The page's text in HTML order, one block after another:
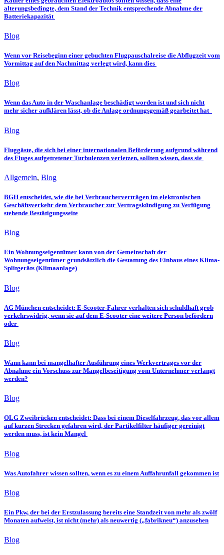
alterungsbedingte, dem Stand der Technik entsprechende Abnahme der
Batteriekapazität
Blog
Wenn vor Reisebeginn einer gebuchten Flugpauschalreise die Abflugzeit vom
Vormittag auf den Nachmittag verlegt wird, kann dies
Blog
Wenn das Auto in der Waschanlage beschädigt worden ist und sich nicht
mehr sicher aufklären lässt, ob die Anlage ordnungsgemäß gearbeitet hat
Blog
Fluggäste, die sich bei einer internationalen Beförderung aufgrund während
des Fluges aufgetretener Turbulenzen verletzen, sollten wissen, dass sie
Allgemein, Blog
BGH entscheidet, wie die bei Verbraucherverträgen im elektronischen
Geschäftsverkehr dem Verbraucher zur Vertragskündigung zu Verfügung
stehende Bestätigungsseite
Blog
Ein Wohnungseigentümer kann von der Gemeinschaft der
Wohnungseigentümer grundsätzlich die Gestattung des Einbaus eines Klima-
Splitgeräts (Klimaanlage)
Blog
AG München entscheidet: E-Scooter-Fahrer verhalten sich schuldhaft grob
verkehrswidrig, wenn sie auf dem E-Scooter eine weitere Person befördern
oder
Blog
Wann kann bei mangelhafter Ausführung eines Werkvertrages vor der
Abnahme ein Vorschuss zur Mangelbeseitigung vom Unternehmer verlangt
werden?
Blog
OLG Zweibrücken entscheidet: Dass bei einem Dieselfahrzeug, das vor allem
auf kurzen Strecken gefahren wird, der Partikelfilter häufiger gereinigt
werden muss, ist kein Mangel
Blog
Was Autofahrer wissen sollten, wenn es zu einem Auffahrunfall gekommen ist
Blog
Ein Pkw, der bei der Erstzulassung bereits eine Standzeit von mehr als zwölf
Monaten aufweist, ist nicht (mehr) als neuwertig („fabrikneu“) anzusehen
Blog